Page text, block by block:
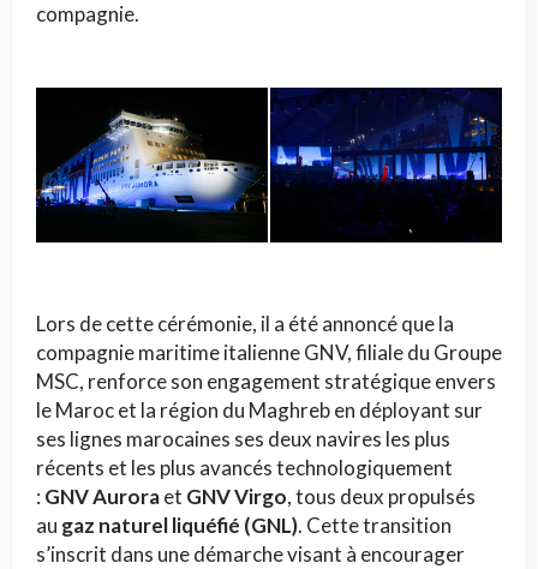
compagnie.
Lors de cette cérémonie, il a été annoncé que la
compagnie maritime italienne GNV, filiale du Groupe
MSC, renforce son engagement stratégique envers
le Maroc et la région du Maghreb en déployant sur
ses lignes marocaines ses deux navires les plus
récents et les plus avancés technologiquement
: GNV Auroraet GNV Virgo, tous deux propulsés
au gaz naturel liquéfié (GNL). Cette transition
s’inscrit dans une démarche visant à encourager